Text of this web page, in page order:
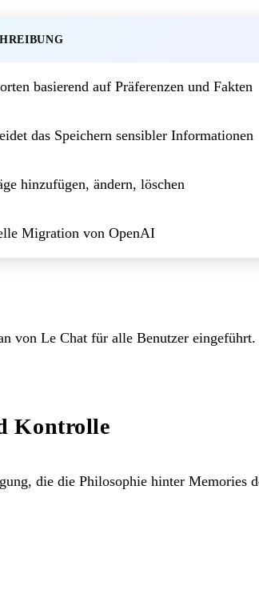
basierend auf Präferenzen und Fakten
das Speichern sensibler Informationen
hinzufügen, ändern, löschen
Migration von OpenAI
von Le Chat für alle Benutzer eingeführt.
Kontrolle
die die Philosophie hinter Memories